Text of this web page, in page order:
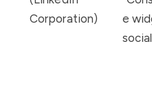
Corporation)
e
social